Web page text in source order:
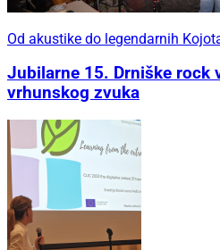
Od akustike do legendarnih
Jubilarne 15. Drniške rock
vrhunskog zvuka